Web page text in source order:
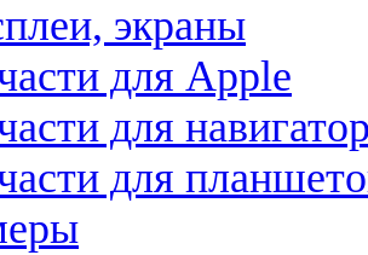
экраны
для Apple
для
для